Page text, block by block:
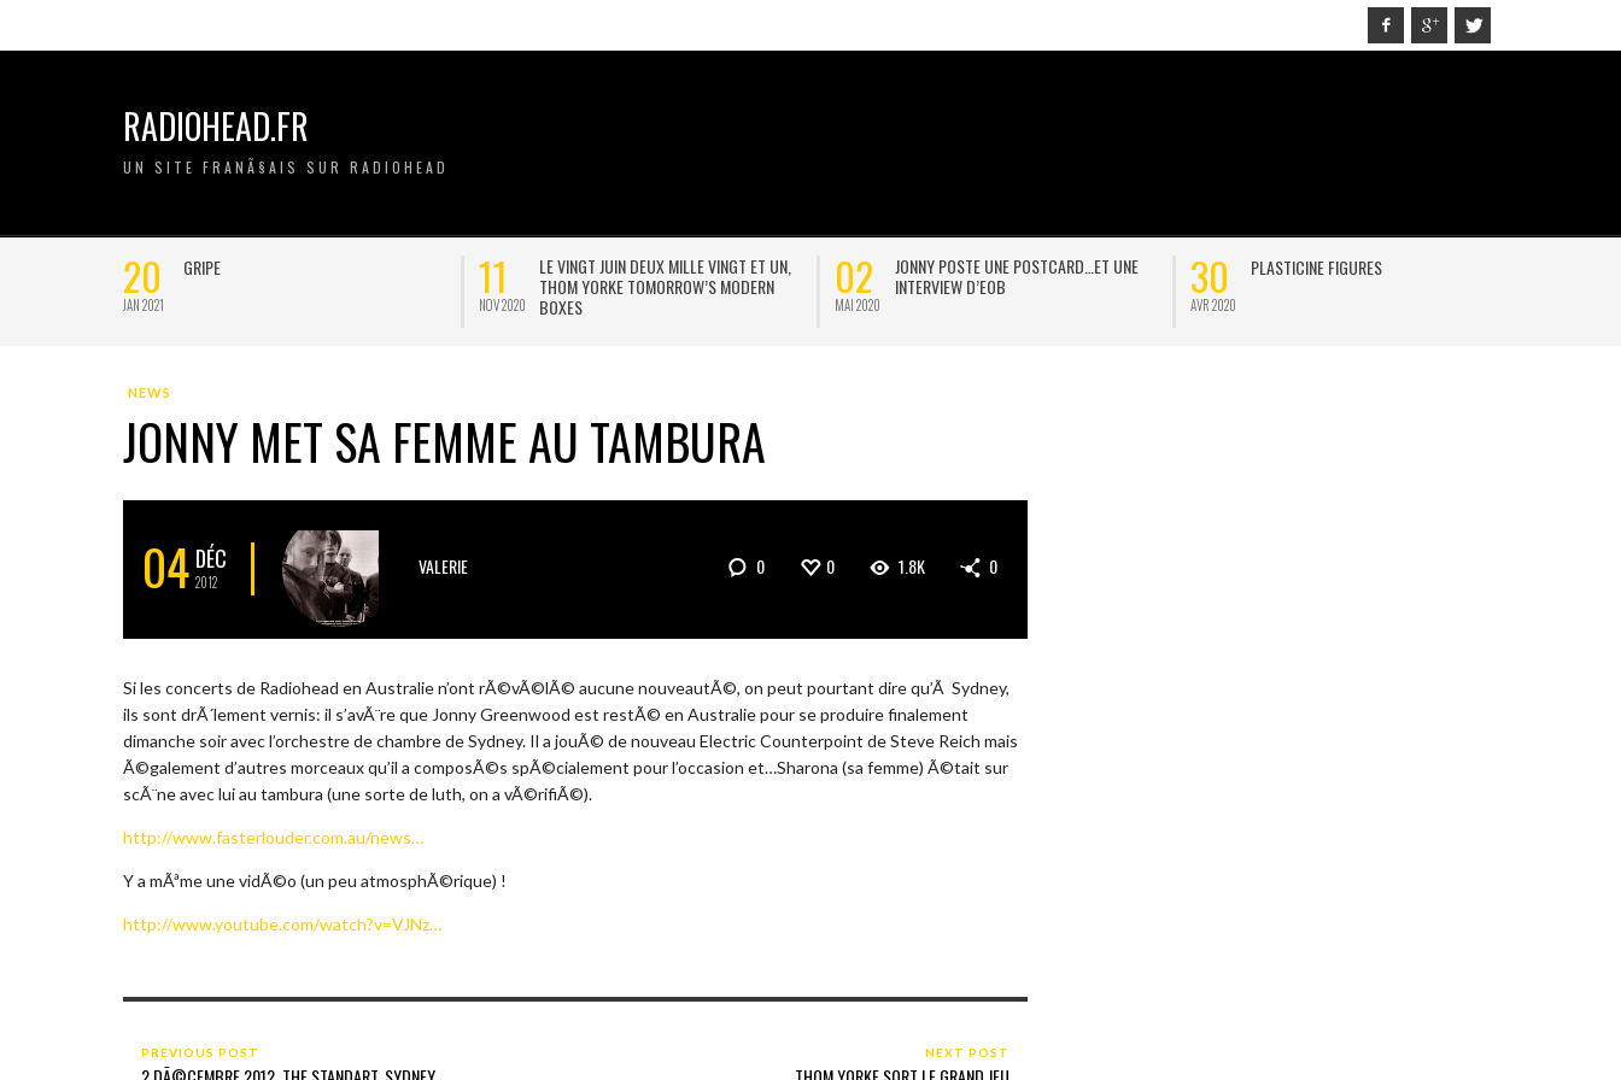
RADIOHEAD.FR
UN SITE FRANÃ§AIS SUR RADIOHEAD
20
JAN 2021
GRIPE 11
NOV 2020
LE VINGT JUIN DEUX MILLE VINGT ET UN,
THOM YORKE TOMORROW’S MODERN
BOXES
02
MAI 2020
JONNY POSTE UNE POSTCARD…ET UNE
INTERVIEW D’EOB
30
AVR 2020
PLASTICINE FIGURES
NEWS
JONNY MET SA FEMME AU TAMBURA
04 DÉC
2012
VALERIE 0 0 1.8K 0
Si les concerts de Radiohead en Australie n’ont rÃ©vÃ©lÃ© aucune nouveautÃ©, on peut pourtant dire qu’Ã Sydney,
ils sont drÃ´lement vernis: il s’avÃ¨re que Jonny Greenwood est restÃ© en Australie pour se produire finalement
dimanche soir avec l’orchestre de chambre de Sydney. Il a jouÃ© de nouveau Electric Counterpoint de Steve Reich mais
Ã©galement d’autres morceaux qu’il a composÃ©s spÃ©cialement pour l’occasion et…Sharona (sa femme) Ã©tait sur
scÃ¨ne avec lui au tambura (une sorte de luth, on a vÃ©rifiÃ©).
http://www.fasterlouder.com.au/news…
Y a mÃªme une vidÃ©o (un peu atmosphÃ©rique) !
http://www.youtube.com/watch?v=VJNz…
PREVIOUS POST NEXT POST